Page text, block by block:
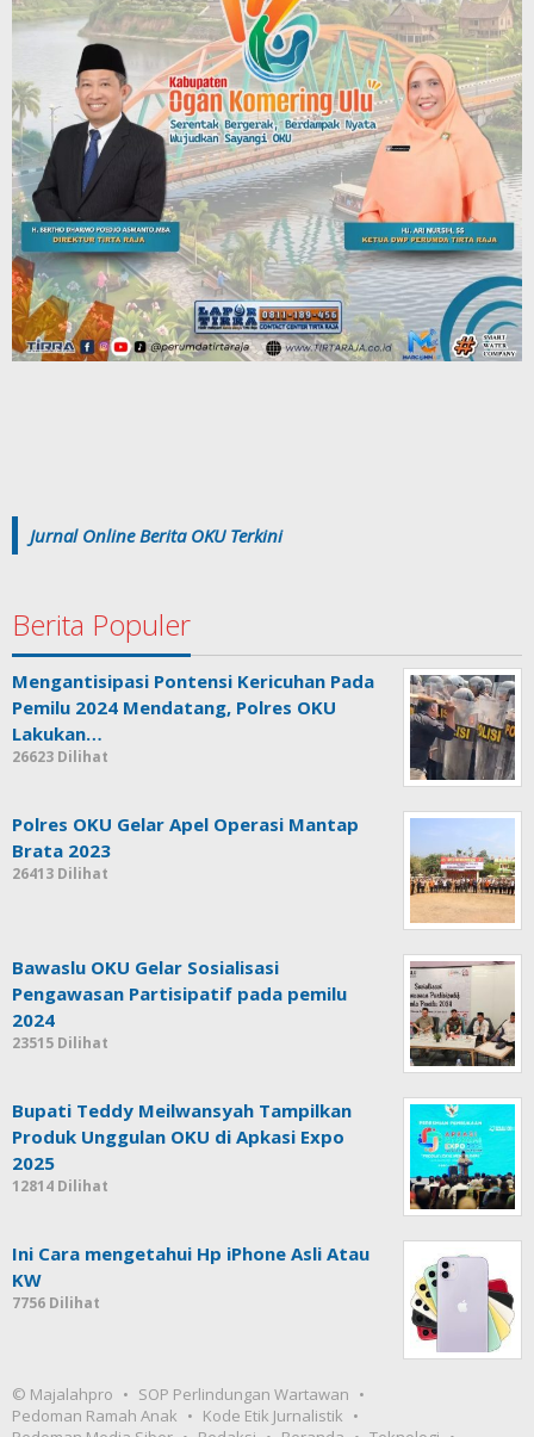
Jurnal Online Berita OKU Terkini
Berita Populer
Mengantisipasi Pontensi Kericuhan Pada
Pemilu 2024 Mendatang, Polres OKU
Lakukan…
26623 Dilihat
Polres OKU Gelar Apel Operasi Mantap
Brata 2023
26413 Dilihat
Bawaslu OKU Gelar Sosialisasi
Pengawasan Partisipatif pada pemilu
2024
23515 Dilihat
Bupati Teddy Meilwansyah Tampilkan
Produk Unggulan OKU di Apkasi Expo
2025
12814 Dilihat
Ini Cara mengetahui Hp iPhone Asli Atau
KW
7756 Dilihat
© Majalahpro
SOP Perlindungan Wartawan
Pedoman Ramah Anak
Kode Etik Jurnalistik